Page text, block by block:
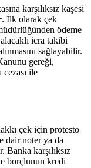
karşılıksız kaşesi
. İlk olarak çek
ödeme
icra takibi
sağlayabilir.
gereği,
cezası ile
çek için protesto
dair noter ya da
Banka karşılıksız
borçlunun kredi